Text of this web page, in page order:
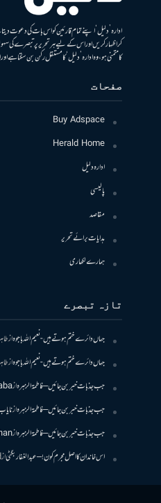
ادارہ ’دلیل‘ اپنے تمام قارئین کو اس بات کی دعوت
کر اظہار کریں اور اس کے لیے ہر تحریر پر تبصرے کی
کا متمنی ہو، وہ ادارہ ’دلیل‘ کا مستقل رکن بن سکتا
صفحات
Buy Adspace
Herald Home
ادارہ دلیل
پالیسی
مقاصد
ہدایات برائے تحریر
ہمارے لکھاری
تازہ تبصرے
جہاں دائرے ختم ہوتے ہیں- نعیم اللہ باجوہاز
جہاں دائرے ختم ہوتے ہیں- نعیم اللہ باجوہاز
جب جذبات خبر بن جائیں – فاطمۃالزہرہاز
جب جذبات خبر بن جائیں – فاطمۃالزہرہاز
جب جذبات خبر بن جائیں – فاطمۃالزہرہاز
اس خاندان کا اصل مجرم کون! – عبدالغفار بگٹیاز